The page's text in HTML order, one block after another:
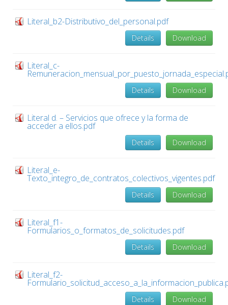
Literal_b2-Distributivo_del_personal.pdf
Download
Details
Literal_c-
Download
Details
Literal d. – Servicios que ofrece y la forma de
acceder a ellos.pdf
Download
Details
Literal_e-
Texto_integro_de_contratos_colectivos_vigentes.pdf
Download
Details
Literal_f1-
Formularios_o_formatos_de_solicitudes.pdf
Download
Details
Literal_f2-
Download
Details